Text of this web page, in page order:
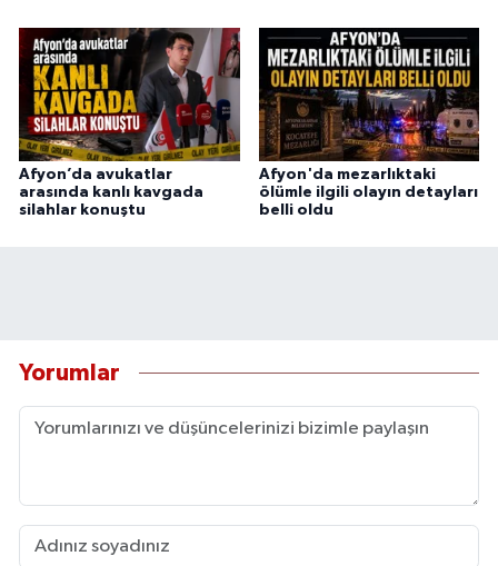
Afyon’da avukatlar
arasında kanlı kavgada
silahlar konuştu
Afyon'da mezarlıktaki
ölümle ilgili olayın detayları
belli oldu
Yorumlar